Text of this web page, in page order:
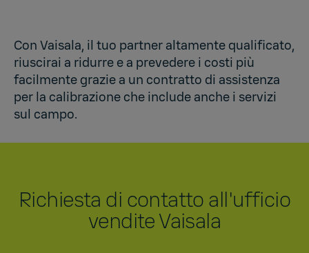
Con Vaisala, il tuo partner altamente qualificato,
riuscirai a ridurre e a prevedere i costi più
facilmente grazie a un contratto di assistenza
per la calibrazione che include anche i servizi
sul campo.
Richiesta di contatto all'ufficio
vendite Vaisala